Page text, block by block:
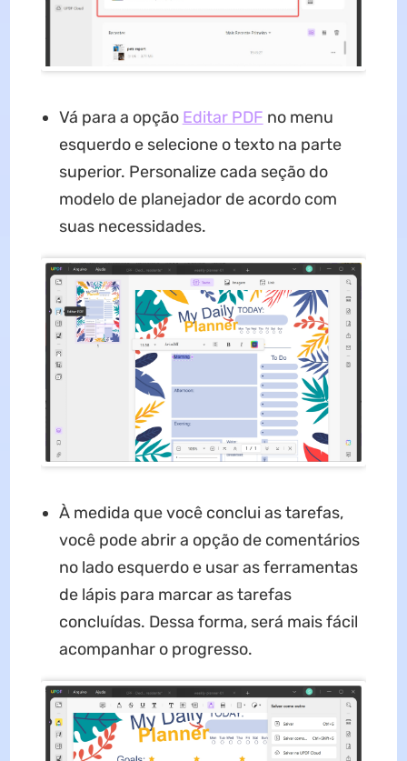
Vá para a opção Editar PDF no menu
esquerdo e selecione o texto na parte
superior. Personalize cada seção do
modelo de planejador de acordo com
suas necessidades.
À medida que você conclui as tarefas,
você pode abrir a opção de comentários
no lado esquerdo e usar as ferramentas
de lápis para marcar as tarefas
concluídas. Dessa forma, será mais fácil
acompanhar o progresso.